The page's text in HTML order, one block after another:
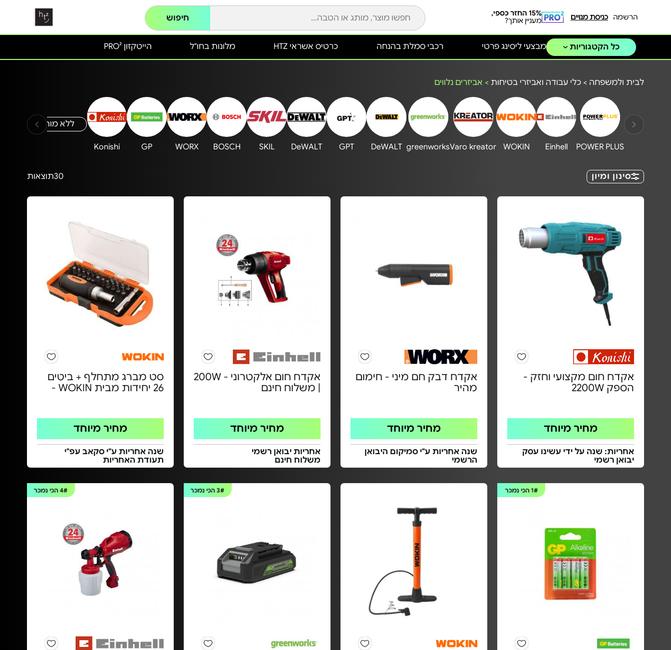
הרשמה כניסת מנויים
15% החזר כספי,
מעניין אותך?
חיפוש
כל הקטגוריות הייטקזון PRO² מלונות בחו"ל כרטיס אשראי HTZ מבצעי ליסינג פרטי רכבי סמלת בהנחה
לבית ולמשפחה > כלי עבודה ואביזרי בטיחות > אביזרים נלווים
POWER PLUS
Einhell
WOKIN
Varo kreator
greenworks
DeWALT
GPT
DeWALT
SKIL
BOSCH
WORX
GP
Konishi
ללא מותג
סינון ומיון 30תוצאות
אקדח חום מקצועי וחזק -
הספק 2200W
מחיר מיוחד
אחריות: שנה על ידי עשינו עסק
יבואן רשמי
אקדח דבק חם מיני - חימום
מהיר
מחיר מיוחד
שנה אחריות ע"י סמיקום היבואן
הרשמי
אקדח חום אלקטרוני - 200W
| משלוח חינם
מחיר מיוחד
אחריות יבואן רשמי
משלוח חינם
סט מברג מתחלף + ביטים
26 יחידות מבית WOKIN -
מחיר מיוחד
שנה אחריות ע"י סקאב עפ"י
תעודת האחריות
1#הכי נמכר 3#הכי נמכר 4#הכי נמכר